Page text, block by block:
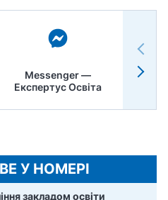
Messenger —
Експертус Освіта
У НОМЕРІ
закладом освіти